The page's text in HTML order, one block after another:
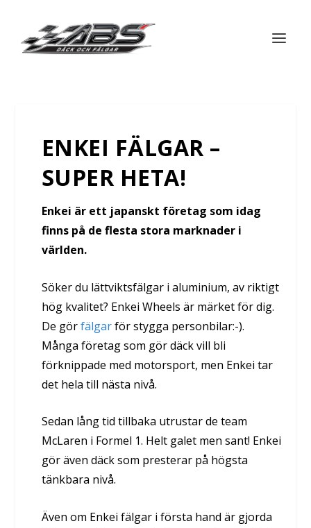
ENKEI FÄLGAR –
SUPER HETA!
Enkei är ett japanskt företag som idag
finns på de flesta stora marknader i
världen.
Söker du lättviktsfälgar i aluminium, av riktigt
hög kvalitet? Enkei Wheels är märket för dig.
De görfälgarför stygga personbilar:-).
Många företag som gör däck vill bli
förknippade med motorsport, men Enkei tar
det hela till nästa nivå.
Sedan lång tid tillbaka utrustar de team
McLaren i Formel 1. Helt galet men sant! Enkei
gör även däck som presterar på högsta
tänkbara nivå.
Även om Enkei fälgar i första hand är gjorda